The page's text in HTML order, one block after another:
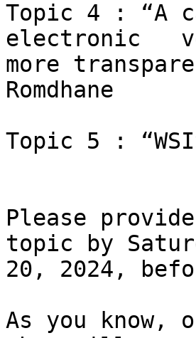
Topic 4 : “A
electronic
more
Romdhane
Topic 5 :
Please
topic by
20, 2024,
As you